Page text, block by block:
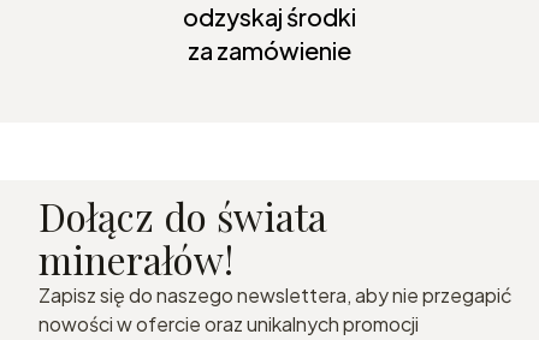
odzyskaj środki
za zamówienie
Dołącz do świata
minerałów!
Zapisz się do naszego newslettera, aby nie przegapić
nowości w ofercie oraz unikalnych promocji